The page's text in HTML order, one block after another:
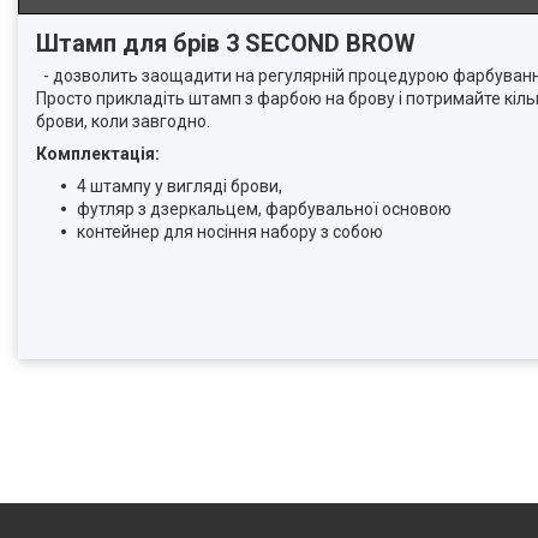
Штамп для брів 3 SECOND BROW
- дозволить заощадити на регулярній процедурою
Просто прикладіть штамп з фарбою на брову і потримайте
брови, коли завгодно.
Комплектація:
4 штампу у вигляді брови,
футляр з дзеркальцем, фарбувальної основою
контейнер для носіння набору з собою